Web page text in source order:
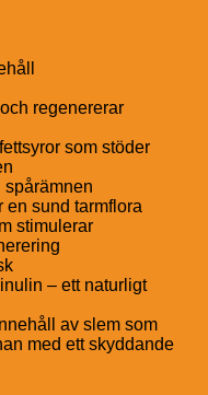
regenererar
som stöder
spårämnen
en sund tarmflora
stimulerar
– ett naturligt
av slem som
med ett skyddande